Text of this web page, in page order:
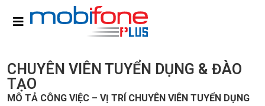
CHUYÊN VIÊN TUYỂN DỤNG & ĐÀO
TẠO
MÔ TẢ CÔNG VIỆC – VỊ TRÍ CHUYÊN VIÊN TUYỂN DỤNG